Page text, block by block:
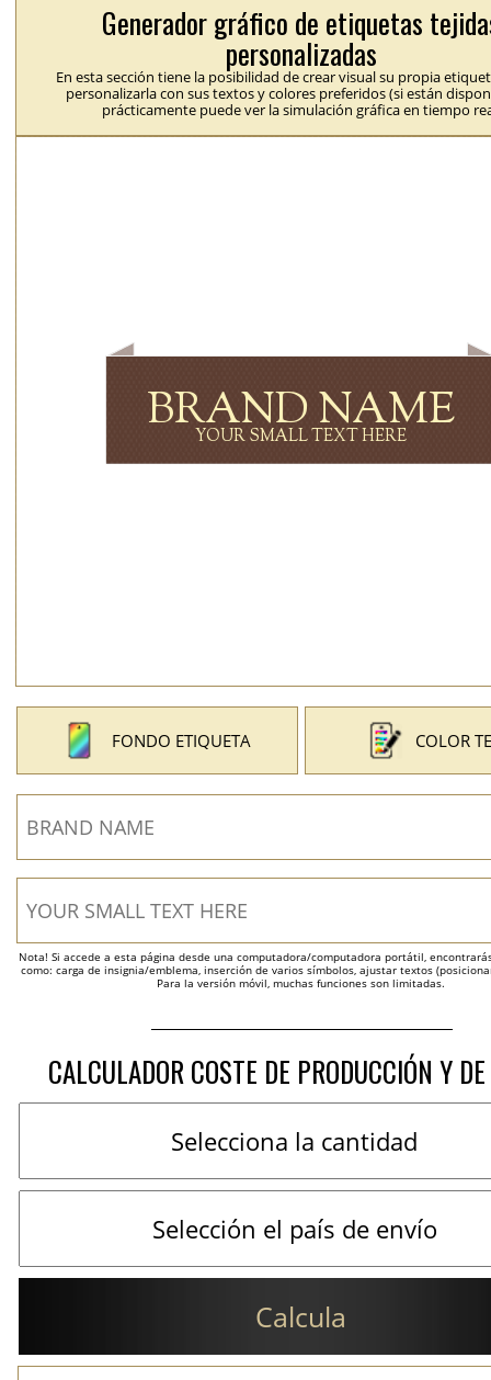
Generador gráfico de etiquetas
personalizadas
En esta sección tiene la posibilidad de crear visual su propia
personalizarla con sus textos y colores preferidos (si están
prácticamente puede ver la simulación gráfica en tiempo
FONDO ETIQUETA COLOR
Nota! Si accede a esta página desde una computadora/computadora portátil,
como: carga de insignia/emblema, inserción de varios símbolos, ajustar textos
Para la versión móvil, muchas funciones son limitadas.
CALCULADOR COSTE DE PRODUCCIÓN Y
Calcula